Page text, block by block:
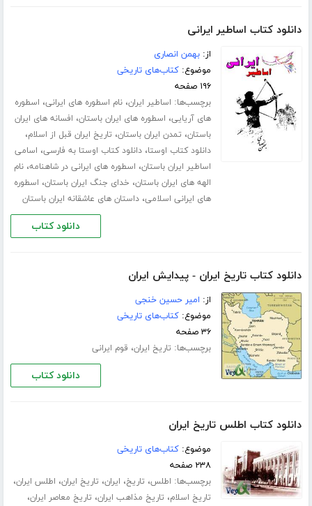
دانلود کتاب اساطیر ایرانی
از:بهمن انصاری
موضوع:کتاب‌های تاریخی
۱۹۶ صفحه
برچسب‌ها: اساطیر ایران،نام اسطوره های ایرانی، اسطوره
های آریایی، اسطوره های ایران باستان، افسانه های ایران
باستان، تمدن ایران باستان، تاریخ ایران قبل از اسلام،
دانلود کتاب اوستا،دانلود کتاب اوستا به فارسی، اسامی
اساطیر ایران باستان، اسطوره های ایرانی در شاهنامه،نام
الهه های ایران باستان، خدای جنگ ایران باستان، اسطوره
های ایرانی اسلامی،داستان های عاشقانه ایران باستان
دانلود کتاب
دانلود کتاب تاریخ ایران - پیدایش ایران
از: امیر حسین خنجی
موضوع:کتاب‌های تاریخی
۳۶ صفحه
برچسب‌ها: تاریخ ایران، قوم ایرانی
دانلود کتاب
دانلود کتاب اطلس تاریخ ایران
موضوع:کتاب‌های تاریخی
۲۳۸ صفحه
برچسب‌ها: اطلس، تاریخ، ایران، تاریخ ایران، اطلس ایران،
تاریخ اسلام، تاریخ مذاهب ایران، تاریخ معاصر ایران،